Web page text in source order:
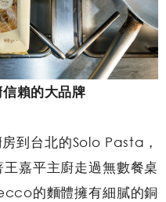
賴的大品牌
到台北的Solo Pasta，
嘉平主廚走過無數餐桌
的麵體擁有細膩的銅